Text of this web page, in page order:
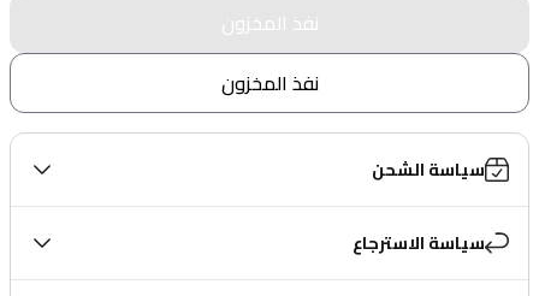
نفذ المخزون
نفذ المخزون
سياسة الشحن
سياسة الاسترجاع